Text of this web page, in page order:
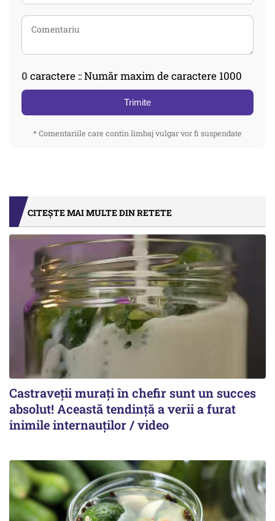
0 caractere :: Număr maxim de caractere 1000
Trimite
* Comentariile care contin limbaj vulgar vor fi suspendate
CITEȘTE MAI MULTE DIN RETETE
Castraveții murați în chefir sunt un succes
absolut! Această tendință a verii a furat
inimile internauților / video